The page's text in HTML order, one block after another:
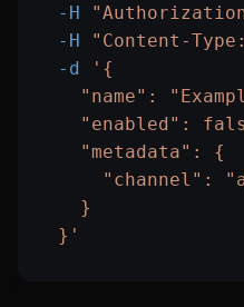
  -H
  -H
"Content-
  -d
'{
"name":
"enabled":
    "metadata": {
"channel":
    }
  }'